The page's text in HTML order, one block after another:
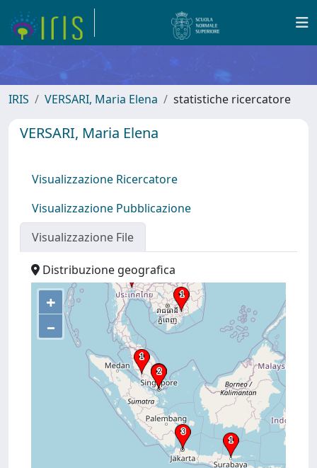
IRIS VERSARI, Maria Elena statistiche ricercatore
VERSARI, Maria Elena
Visualizzazione Ricercatore
Visualizzazione Pubblicazione
Visualizzazione File
Distribuzione geografica
+
–